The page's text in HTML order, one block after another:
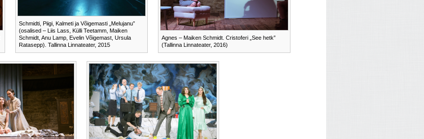
Schmidti, Piigi, Kalmeti ja Võigemasti „Melujanu”
(osalised – Liis Lass, Külli Teetamm, Maiken
Schmidt, Anu Lamp, Evelin Võigemast, Ursula
Ratasepp). Tallinna Linnateater, 2015
Agnes – Maiken Schmidt. Cristoferi „See hetk”
(Tallinna Linnateater, 2016)